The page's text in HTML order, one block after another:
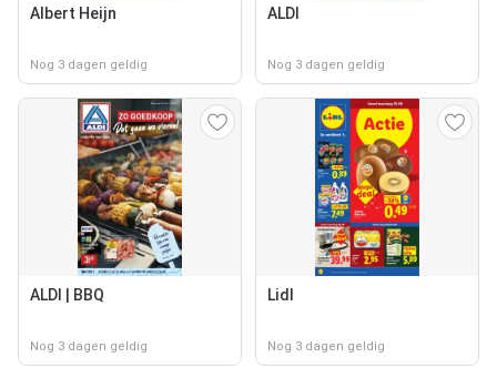
Albert Heijn
Nog 3 dagen geldig
ALDI
Nog 3 dagen geldig
ALDI | BBQ
Nog 3 dagen geldig
Lidl
Nog 3 dagen geldig